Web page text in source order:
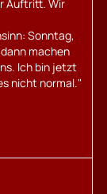
Auftritt. Wir
Sonntag,
machen
Ich bin jetzt
nicht normal."